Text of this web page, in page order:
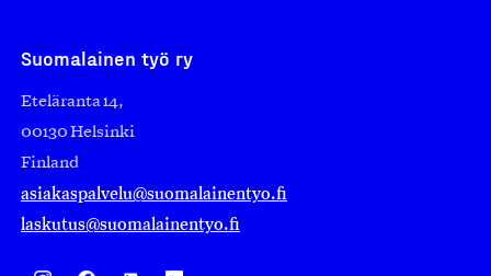
Suomalainen työ ry
Eteläranta 14,
00130 Helsinki
Finland
asiakaspalvelu@suomalainentyo.fi
laskutus@suomalainentyo.fi